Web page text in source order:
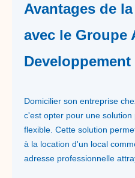
Avantages de
avec le Groupe
Developpement
Domicilier son entreprise
c'est opter pour une
flexible. Cette solution
à la location d'un local
adresse professionnelle